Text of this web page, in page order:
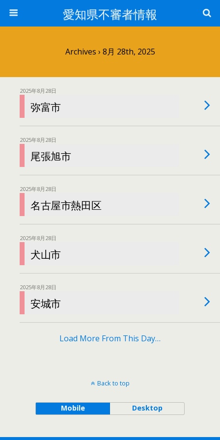
愛知県不審者情報
Archives › 8月 28th, 2025
2025年8月28日
弥富市
2025年8月28日
尾張旭市
2025年8月28日
名古屋市熱田区
2025年8月28日
犬山市
2025年8月28日
安城市
Load More From This Day…
Back to top
Mobile Desktop